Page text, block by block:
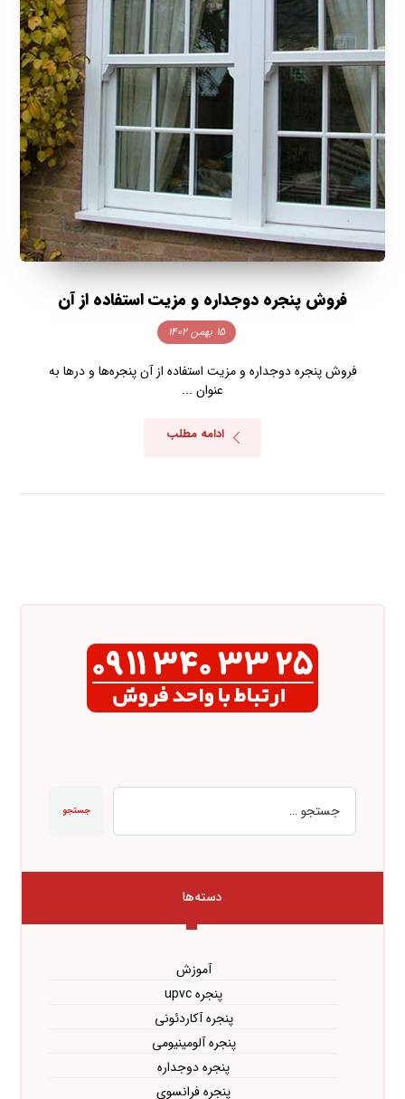
فروش پنجره دوجداره و مزیت استفاده از آن
۱۵ بهمن ۱۴۰۲
فروش پنجره دوجداره و مزیت استفاده از آن پنجره‌ها و درها به
عنوان ...
ادامه مطلب
جستجو
دسته‌ها
آموزش
پنجره upvc
پنجره آکاردئونی
پنجره آلومینیومی
پنجره دوجداره
پنجره فرانسوی